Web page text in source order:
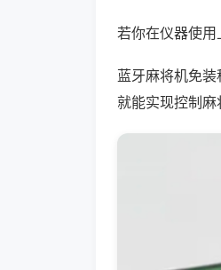
若你在仪器使
蓝牙麻将机免
就能实现控制麻